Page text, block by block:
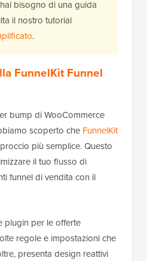
bisogno di una guida
il nostro tutorial
.
FunnelKit Funnel
bump di WooCommerce
scoperto che FunnelKit
più semplice. Questo
il tuo flusso di
funnel di vendita con il
plugin per le offerte
regole e impostazioni che
presenta design reattivi